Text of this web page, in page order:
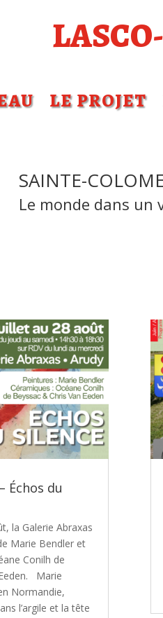
LE PROJET
SAINTE-
Le monde dans un
Échos du
la Galerie Abraxas
Marie Bendler et
Conilh de
Marie
Normandie,
l’argile et la tête